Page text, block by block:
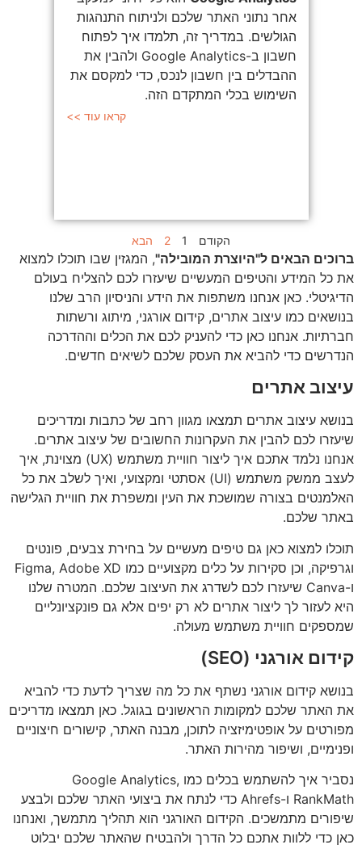
אחר נתוני האתר שלכם ולניתוח התנהגות
הגולשים. במדריך זה, תלמדו איך לפתוח
חשבון ב-Google Analytics ולהבין את
ההבדלים בין חשבון לנכס, כדי למקסם את
השימוש בכלי המתקדם הזה.
קראו עוד >>
הקודם 1
2 הבא
ברוכים הבאים ל"היוצרת המובילה", המגזין שבו תוכלו למצוא
את כל המידע והטיפים המעשיים שיעזרו לכם להצליח בעולם
הדיגיטלי. כאן אנחנו משתפות את הידע והניסיון הרב שלנו
בנושאים כמו עיצוב אתרים, קידום אורגני, מיתוג ורשתות
חברתיות. אנחנו כאן כדי להעניק לכם את הכלים וההדרכה
הנדרשים כדי להביא את העסק שלכם לשיאים חדשים.
עיצוב אתרים
בנושא עיצוב אתרים תמצאו מגוון רחב של כתבות ומדריכים
שיעזרו לכם להבין את העקרונות החשובים של עיצוב אתרים.
אנחנו נלמד אתכם איך ליצור חוויית משתמש (UX) מצוינת, איך
לעצב ממשק משתמש (UI) אסתטי ומקצועי, ואיך לשלב את כל
האלמנטים בצורה שמושכת את העין ומשפרת את חוויית הגלישה
באתר שלכם.
תוכלו למצוא כאן גם טיפים מעשיים על בחירת צבעים, פונטים
וגרפיקה, וכן סקירות על כלים מקצועיים כמו Figma, Adobe XD
ו-Canva שיעזרו לכם לשדרג את העיצוב שלכם. המטרה שלנו
היא לעזור לך ליצור אתרים לא רק יפים אלא גם פונקציונליים
שמספקים חוויית משתמש מעולה.
קידום אורגני (SEO)
בנושא קידום אורגני נשתף את כל מה שצריך לדעת כדי להביא
את האתר שלכם למקומות הראשונים בגוגל. כאן תמצאו מדריכים
מפורטים על אופטימיזציה לתוכן, מבנה האתר, קישורים חיצוניים
ופנימיים, ושיפור מהירות האתר.
נסביר איך להשתמש בכלים כמו Google Analytics,
RankMath ו-Ahrefs כדי לנתח את ביצועי האתר שלכם ולבצע
שיפורים מתמשכים. הקידום האורגני הוא תהליך מתמשך, ואנחנו
כאן כדי ללוות אתכם כל הדרך ולהבטיח שהאתר שלכם יבלוט